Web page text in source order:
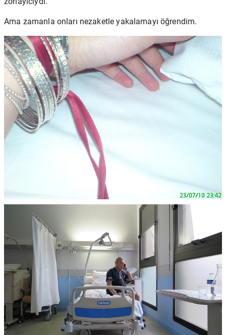
Ama zamanla onları nezaketle yakalamayı öğrendim.